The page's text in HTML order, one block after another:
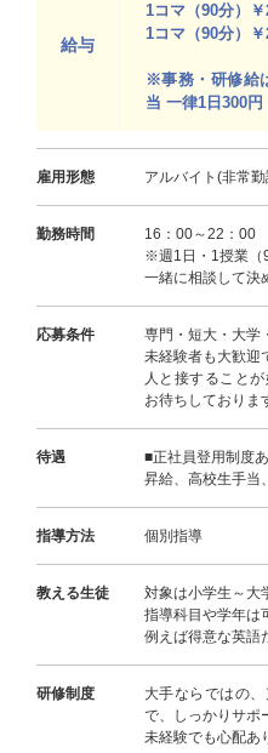
給与
1コマ（90分）￥
1コマ（90分）￥
※事務・研修給
当 一律1日300円
雇用形態 アルバイト(非常
勤務時間
16：00～22：00
※週1日・1授業（
一緒に相談して決
応募条件
専門・短大・大
未経験者も大歓迎
人と接すること
お待ちしておりま
待遇
■正社員登用制度
昇給、高校生手当
指導方法 個別指導
教える生徒
対象は小学生～大
指導科目や学年は
例えば得意な英語
研修制度
大手ならではの
で、しっかりサポ
未経験でも心配あ